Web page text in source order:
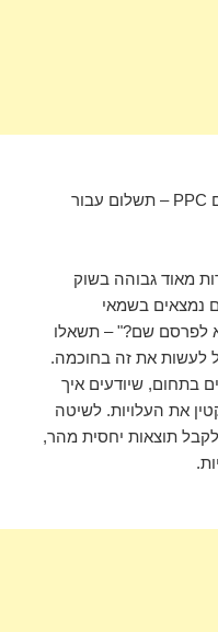
פרסום ממומן בגוגל או כפי שמכירים PPC – תשלום עבור
מאוד גבוהה בשוק
נמצאים בשמאי
לפרסם שם?" – תשאלו
לעשות את זה בחוכמה.
בתחום, שיודעים איך
את העלויות. לשיטה
לקבל תוצאות יחסית מהר,